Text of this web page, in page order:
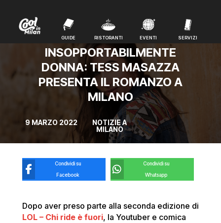
GUIDE RISTORANTI EVENTI SERVIZI
GUIDE RISTORANTI EVENTI SERVIZI
INSOPPORTABILMENTE
DONNA: TESS MASAZZA
PRESENTA IL ROMANZO A
MILANO
9 MARZO 2022
NOTIZIE A
MILANO
Condividi su
Facebook
Condividi su
Whatsapp
Dopo aver preso parte alla seconda edizione di
LOL – Chi ride è fuori, la Youtuber e comica